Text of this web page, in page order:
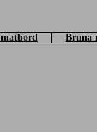
Bruna